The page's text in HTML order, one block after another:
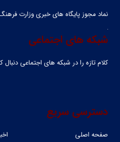
نماد مجوز پایگاه های خبری وزارت
شبکه های اجتماعی
کلام تازه را در شبکه ‌های اجتماعی دنبال
دسترسی سریع
صفحه اصلی